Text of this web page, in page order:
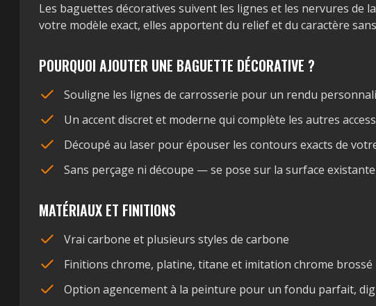
Les baguettes décoratives suivent les lignes et les nervures de
votre modèle exact, elles apportent du relief et du caractère
POURQUOI AJOUTER UNE BAGUETTE DÉCORATIVE ?
Souligne les lignes de carrosserie pour un rendu
Un accent discret et moderne qui complète les autres
Découpé au laser pour épouser les contours exacts de
Sans perçage ni découpe — se pose sur la surface
MATÉRIAUX ET FINITIONS
Vrai carbone et plusieurs styles de carbone
Finitions chrome, platine, titane et imitation chrome brossé
Option agencement à la peinture pour un fondu parfait,